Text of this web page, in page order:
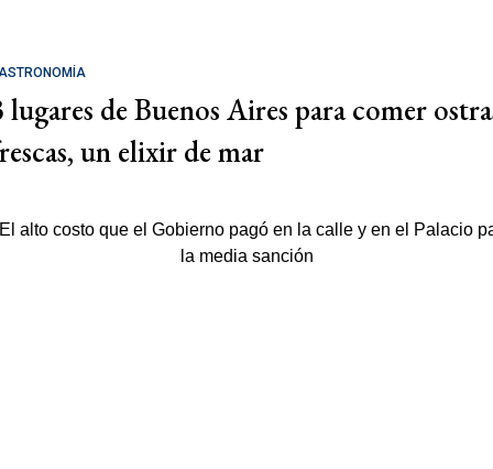
lugares de Buenos Aires para comer
un elixir de mar